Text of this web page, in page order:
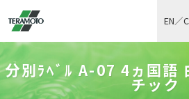
EN／
分別ﾗﾍﾞﾙ A-07 4ヵ国語
チック